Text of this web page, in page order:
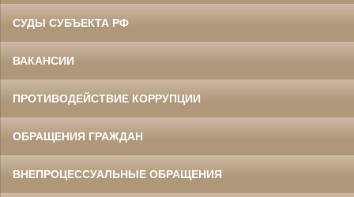
СУДЫ СУБЪЕКТА РФ
ВАКАНСИИ
ПРОТИВОДЕЙСТВИЕ КОРРУПЦИИ
ОБРАЩЕНИЯ ГРАЖДАН
ВНЕПРОЦЕССУАЛЬНЫЕ ОБРАЩЕНИЯ